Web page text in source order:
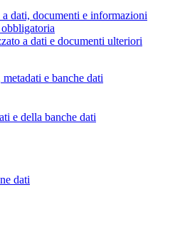
dati, documenti e informazioni
a dati e documenti ulteriori
e banche dati
e della banche dati
dati